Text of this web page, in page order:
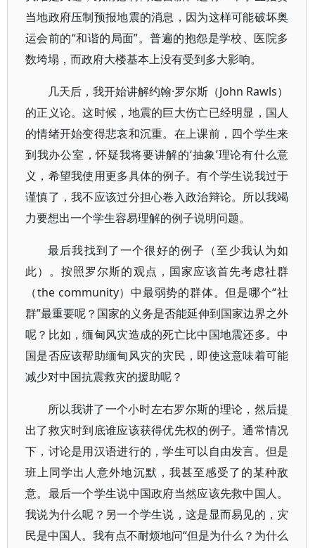
当地政府压制预报地震的消息，因为这样可能破坏奥
运会前的“和谐的局面”。普遍的抱怨是学校、医院多
数垮塌，而政府大楼基本上没有受到多大影响。
几天后，我开始讲解约翰·罗尔斯（John Rawls）
的正义论。这时候，地震的巨大伤亡已经明显，国人
的情绪开始变得悲哀和沉重。在上课前，四个学生来
到我办公室，怀疑我将要讲解的‘抽象’理论有什么意
义，希望我使用更多具体的例子。有个学生说我过于
谨慎了，我不应该过分担心卷入政治辩论。所以我竭
力要想出一个学生容易理解的例子说明问题。
最后我找到了一个很好的例子（至少我认为如
此）。按照罗尔斯的观点，国家应该首先考虑社群
（the community）中最弱势的群体。但是哪个“社
群”最重要呢？国家的义务是否能延伸到国家边界之外
呢？比如，缅甸风灾造成的死亡比中国地震还多。中
国是否应该帮助缅甸风灾的灾民，即使这意味着可能
减少对中国抗震救灾的援助呢？
所以我讲了一个小时左右罗尔斯的理论，然后提
出了救灾时到底谁应该获得优先权的例子。通常情况
下，讨论是用汉语进行的，学生可以自由发言。但是
班上同学出人意外地沉默，我甚至感受了的某种敌
意。最后一个学生说中国政府当然应该先救中国人。
我说为什么呢？另一个学生说，这是显而易见的，灾
民是中国人。我有点不耐烦地问“但是为什么？为什么